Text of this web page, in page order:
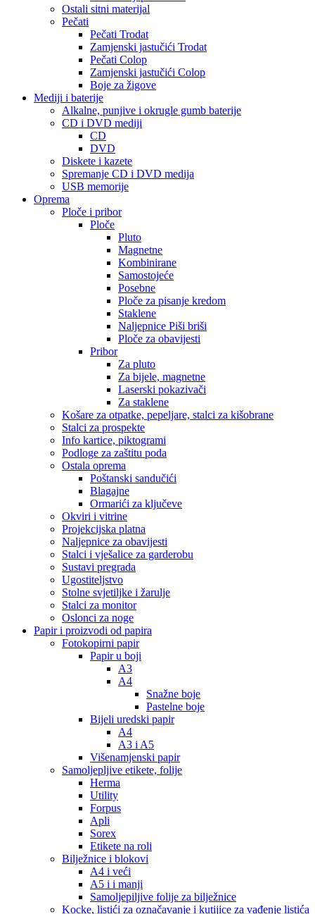
Ostali sitni materijal
Pečati
Pečati Trodat
Zamjenski jastučići Trodat
Pečati Colop
Zamjenski jastučići Colop
Boje za žigove
Mediji i baterije
Alkalne, punjive i okrugle gumb baterije
CD i DVD mediji
CD
DVD
Diskete i kazete
Spremanje CD i DVD medija
USB memorije
Oprema
Ploče i pribor
Ploče
Pluto
Magnetne
Kombinirane
Samostojeće
Posebne
Ploče za pisanje kredom
Staklene
Naljepnice Piši briši
Ploče za obavijesti
Pribor
Za pluto
Za bijele, magnetne
Laserski pokazivači
Za staklene
Košare za otpatke, pepeljare, stalci za kišobrane
Stalci za prospekte
Info kartice, piktogrami
Podloge za zaštitu poda
Ostala oprema
Poštanski sandučići
Blagajne
Ormarići za ključeve
Okviri i vitrine
Projekcijska platna
Naljepnice za obavijesti
Stalci i vješalice za garderobu
Sustavi pregrada
Ugostiteljstvo
Stolne svjetiljke i žarulje
Stalci za monitor
Oslonci za noge
Papir i proizvodi od papira
Fotokopirni papir
Papir u boji
A3
A4
Snažne boje
Pastelne boje
Bijeli uredski papir
A4
A3 i A5
Višenamjenski papir
Samoljepljive etikete, folije
Herma
Utility
Forpus
Apli
Sorex
Etikete na roli
Bilježnice i blokovi
A4 i veći
A5 i i manji
Samoljepiljive folije za bilježnice
Kocke, listići za označavanje i kutijice za vađenje listića